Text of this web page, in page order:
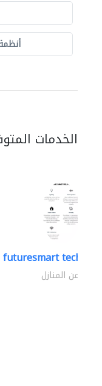
الخدمات
futuresmart
أمن المنازل